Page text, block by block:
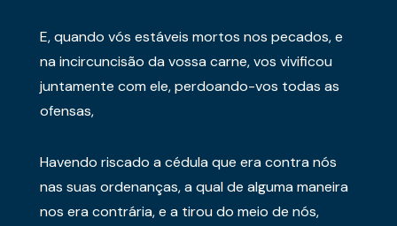
E, quando vós estáveis mortos nos pecados, e
na incircuncisão da vossa carne, vos vivificou
juntamente com ele, perdoando-vos todas as
ofensas,
Havendo riscado a cédula que era contra nós
nas suas ordenanças, a qual de alguma maneira
nos era contrária, e a tirou do meio de nós,